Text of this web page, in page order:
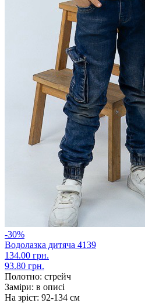
-30%
Водолазка дитяча 4139
134.00 грн.
93.80 грн.
Полотно: стрейч
Заміри: в описі
На зріст: 92-134 см